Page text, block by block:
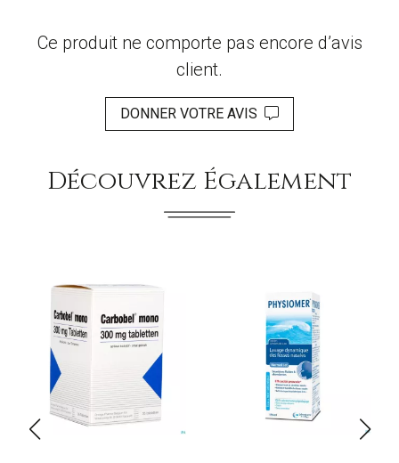
Ce produit ne comporte pas encore d’avis
client.
DONNER VOTRE AVIS
Découvrez Également